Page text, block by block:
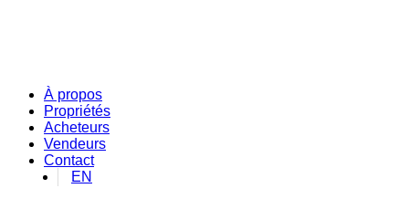
À propos
Propriétés
Acheteurs
Vendeurs
Contact
EN